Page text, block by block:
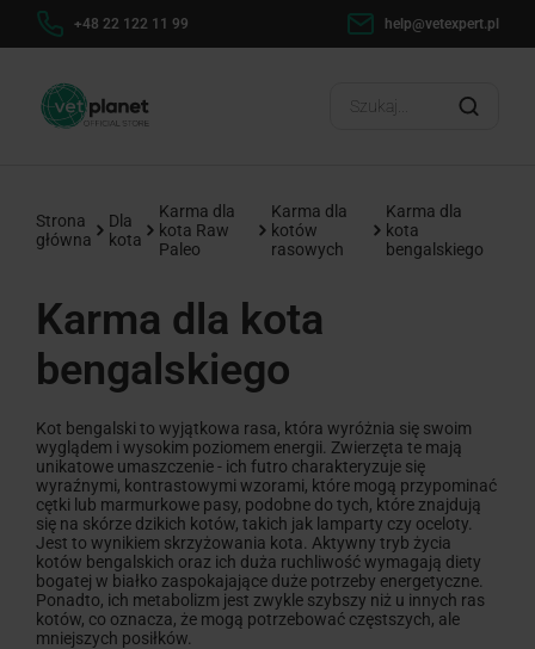
help@vetexpert.pl ?
Strona
główna
Dla
kota
Karma dla
kota Raw
Paleo
Karma dla
kotów
rasowych
Karma dla
kota
bengalskiego
Karma dla kota
bengalskiego
Kot bengalski to wyjątkowa rasa, która wyróżnia się swoim
wyglądem i wysokim poziomem energii. Zwierzęta te mają
unikatowe umaszczenie - ich futro charakteryzuje się
wyraźnymi, kontrastowymi wzorami, które mogą przypominać
cętki lub marmurkowe pasy, podobne do tych, które znajdują
się na skórze dzikich kotów, takich jak lamparty czy oceloty.
Jest to wynikiem skrzyżowania kota. Aktywny tryb życia
kotów bengalskich oraz ich duża ruchliwość wymagają diety
bogatej w białko zaspokajające duże potrzeby energetyczne.
Ponadto, ich metabolizm jest zwykle szybszy niż u innych ras
kotów, co oznacza, że mogą potrzebować częstszych, ale
mniejszych posiłków.